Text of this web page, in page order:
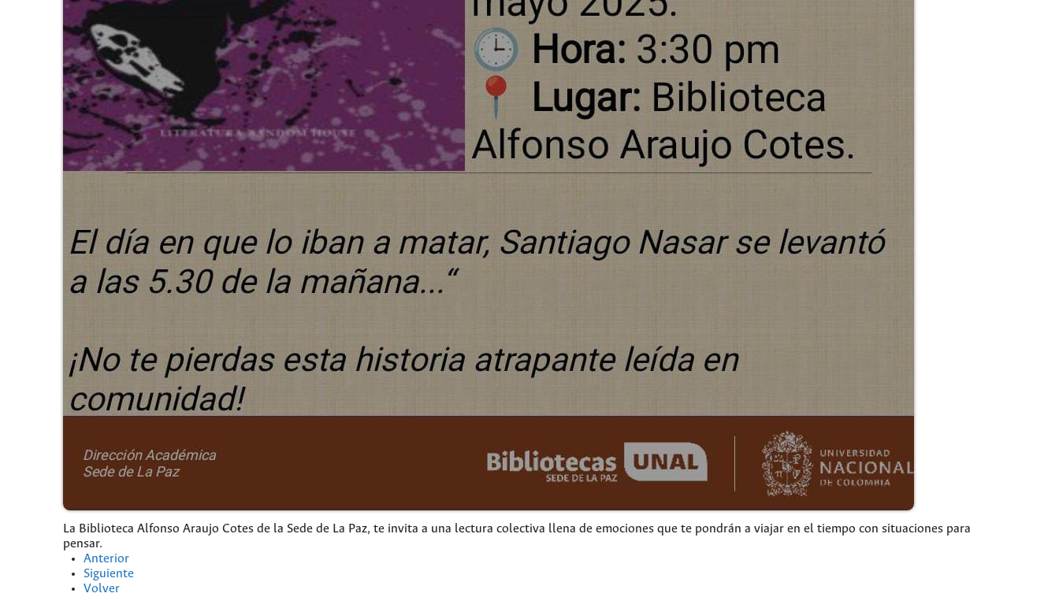
La Biblioteca Alfonso Araujo Cotes de la Sede de La Paz, te invita a una lectura colectiva llena de emociones que te pondrán a viajar en el tiempo con situaciones para
pensar.
Anterior
Siguiente
Volver